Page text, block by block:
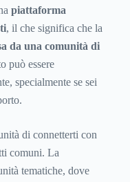
piattaforma
, il che significa che la
da una comunità di
può essere
specialmente se sei
di connetterti con
comuni. La
tematiche, dove